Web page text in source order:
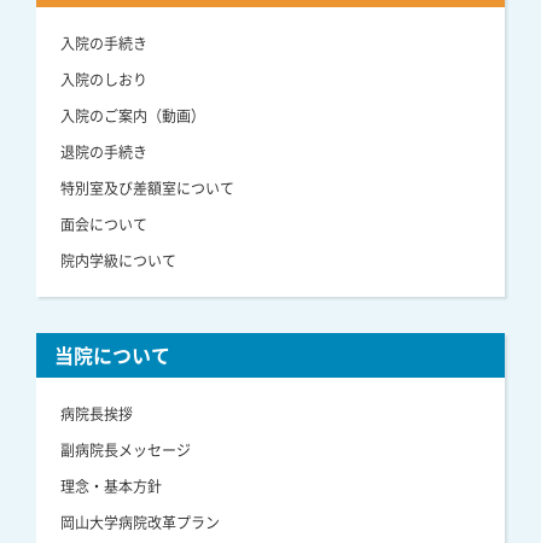
入院の手続き
入院のしおり
入院のご案内（動画）
退院の手続き
特別室及び差額室について
面会について
院内学級について
当院について
病院長挨拶
副病院長メッセージ
理念・基本方針
岡山大学病院改革プラン